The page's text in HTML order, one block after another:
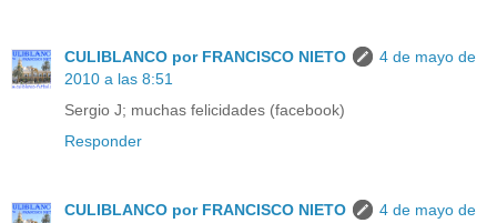
CULIBLANCO por FRANCISCO NIETO
4 de mayo de
2010 a las 8:51
Sergio J; muchas felicidades (facebook)
Responder
CULIBLANCO por FRANCISCO NIETO
4 de mayo de